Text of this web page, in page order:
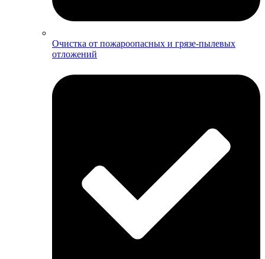
Очистка от пожароопасных и грязе-пылевых
отложений